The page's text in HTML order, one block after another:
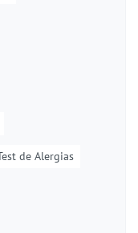
de Alergias